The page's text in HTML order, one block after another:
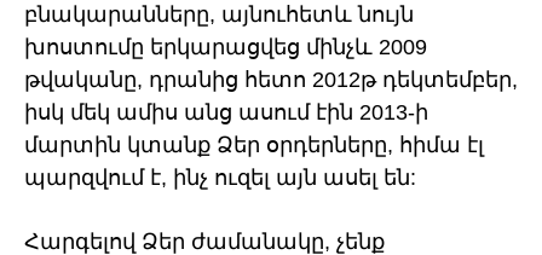
բնակարանները, այնուհետև նույն
խոստումը երկարացվեց մինչև 2009
թվականը, դրանից հետո 2012թ դեկտեմբեր,
իսկ մեկ ամիս անց ասում էին 2013-ի
մարտին կտանք Ձեր օրդերները, հիմա էլ
պարզվում է, ինչ ուզել այն ասել են:
Հարգելով Ձեր ժամանակը, չենք